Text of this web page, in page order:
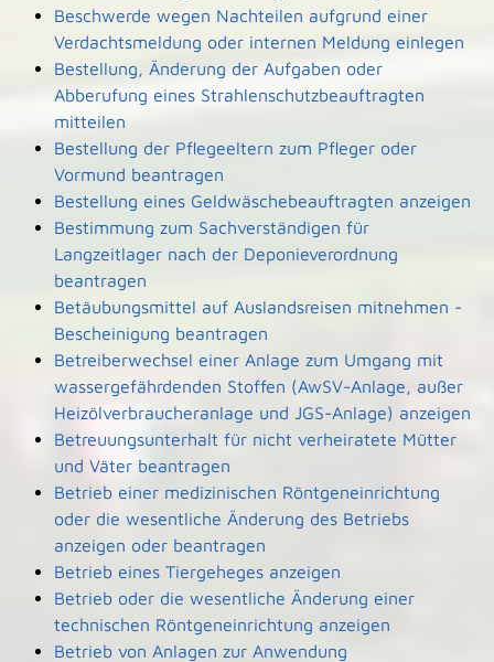
Beschwerde wegen Nachteilen aufgrund einer
Verdachtsmeldung oder internen Meldung einlegen
Bestellung, Änderung der Aufgaben oder
Abberufung eines Strahlenschutzbeauftragten
mitteilen
Bestellung der Pflegeeltern zum Pfleger oder
Vormund beantragen
Bestellung eines Geldwäschebeauftragten anzeigen
Bestimmung zum Sachverständigen für
Langzeitlager nach der Deponieverordnung
beantragen
Betäubungsmittel auf Auslandsreisen mitnehmen -
Bescheinigung beantragen
Betreiberwechsel einer Anlage zum Umgang mit
wassergefährdenden Stoffen (AwSV-Anlage, außer
Heizölverbraucheranlage und JGS-Anlage) anzeigen
Betreuungsunterhalt für nicht verheiratete Mütter
und Väter beantragen
Betrieb einer medizinischen Röntgeneinrichtung
oder die wesentliche Änderung des Betriebs
anzeigen oder beantragen
Betrieb eines Tiergeheges anzeigen
Betrieb oder die wesentliche Änderung einer
technischen Röntgeneinrichtung anzeigen
Betrieb von Anlagen zur Anwendung